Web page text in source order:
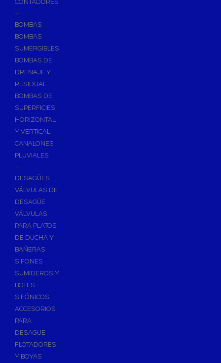
CONTADORES
+
BOMBAS
BOMBAS
SUMERGIBLES
BOMBAS DE
DRENAJE Y
RESIDUAL
BOMBAS DE
SUPERFICIES
HORIZONTAL
Y VERTICAL
CANALONES
PLUVIALES
+
DESAGÜES
VÁLVULAS DE
DESAGÜE
VÁLVULAS
PARA PLATOS
DE DUCHA Y
BAÑERAS
SIFONES
SUMIDEROS Y
BOTES
SIFÓNICOS
ACCESORIOS
PARA
DESAGÜE
FLOTADORES
Y BOYAS